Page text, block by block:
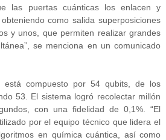
las puertas cuánticas los enlacen y
como salida superposiciones
y unos, que permiten realizar grandes
se menciona en un comunicado
está compuesto por 54 qubits, de los
53. El sistema logró recolectar millón
con una fidelidad de 0,1%. “El
por el equipo técnico que lidera el
en química cuántica, así como